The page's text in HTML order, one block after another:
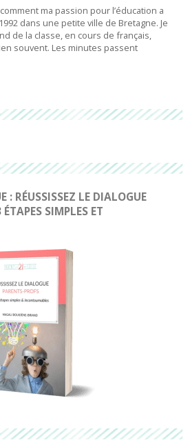
ma passion pour l’éducation a
dans une petite ville de Bretagne. Je
de la classe, en cours de français,
souvent. Les minutes passent
: RÉUSSISSEZ LE DIALOGUE
SIMPLES ET